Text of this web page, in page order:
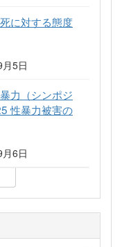
に対する態度
5日
力（シンポジ
性暴力被害の
6日